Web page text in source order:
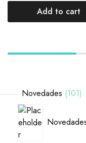
Add to cart
Novedades 101